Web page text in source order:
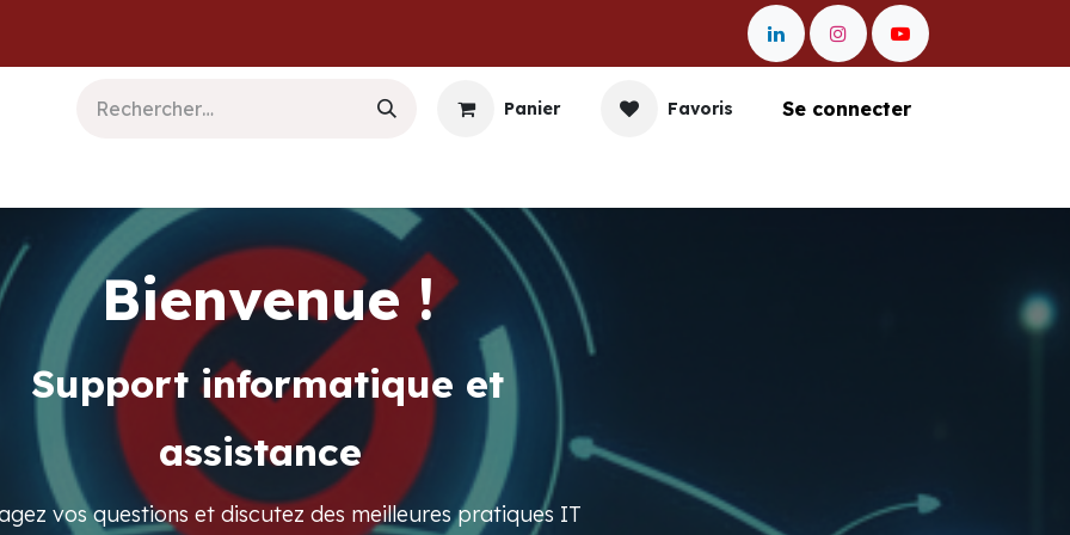
Panier Favoris Se connecter
Bienvenue !
Support informatique et
assistance
vos questions et discutez des meilleures pratiques IT